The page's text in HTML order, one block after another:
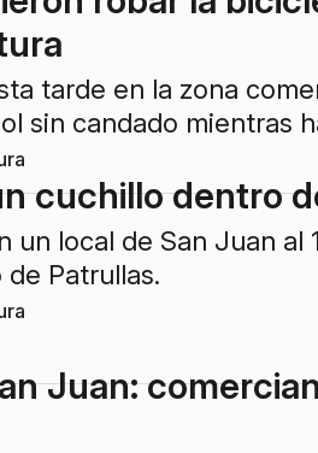
tarde en la zona
sin candado mientras
cuchillo dentro
un local de San Juan
de Patrullas.
Juan: